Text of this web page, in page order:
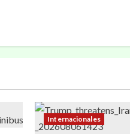
Internacionales